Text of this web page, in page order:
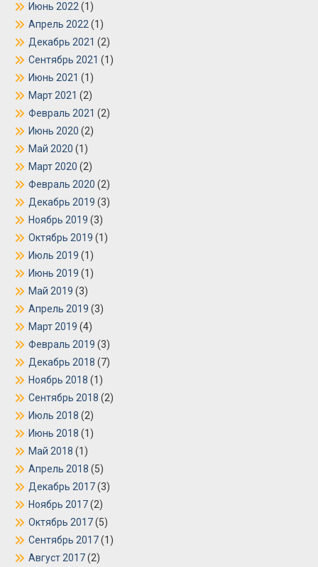
Июнь 2022 (1)
Апрель 2022 (1)
Декабрь 2021 (2)
Сентябрь 2021 (1)
Июнь 2021 (1)
Март 2021 (2)
Февраль 2021 (2)
Июнь 2020 (2)
Май 2020 (1)
Март 2020 (2)
Февраль 2020 (2)
Декабрь 2019 (3)
Ноябрь 2019 (3)
Октябрь 2019 (1)
Июль 2019 (1)
Июнь 2019 (1)
Май 2019 (3)
Апрель 2019 (3)
Март 2019 (4)
Февраль 2019 (3)
Декабрь 2018 (7)
Ноябрь 2018 (1)
Сентябрь 2018 (2)
Июль 2018 (2)
Июнь 2018 (1)
Май 2018 (1)
Апрель 2018 (5)
Декабрь 2017(3)
Ноябрь 2017(2)
Октябрь 2017(5)
Сентябрь 2017(1)
Август 2017(2)